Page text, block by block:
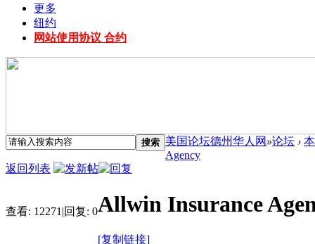
更多
纽约
网站使用协议 合约
搜索 美国论坛德州华人网 »论坛 ›
Agency
返回列表
查看: 12271 |回复: 0Allwin Insurance
[复制链接]